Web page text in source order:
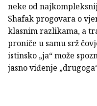
neke od
Shafak progovara o
klasnim razlikama, a
proniče u samu srž
istinsko „ja“ može
jasno viđenje